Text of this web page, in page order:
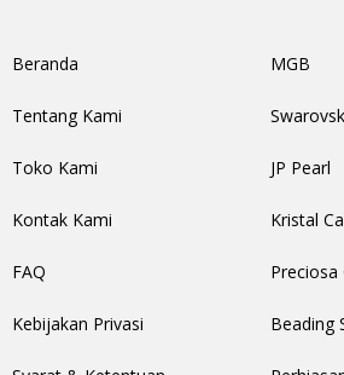
Beranda
Tentang Kami
Toko Kami
Kontak Kami
FAQ
Kebijakan Privasi
MGB
JP Pearl
Kristal
Preciosa
Beading